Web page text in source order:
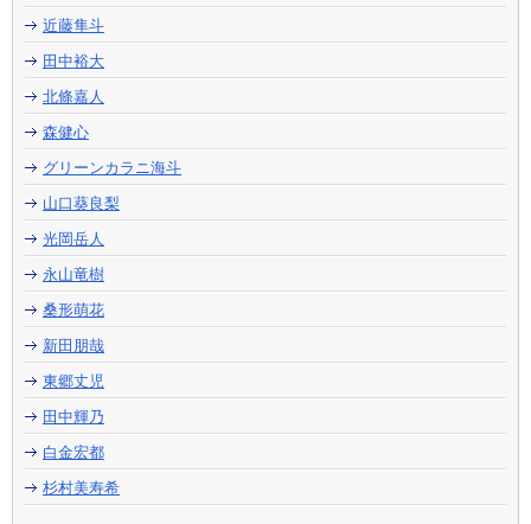
近藤隼斗
田中裕大
北條嘉人
森健心
グリーンカラニ海斗
山口葵良梨
光岡岳人
永山竜樹
桑形萌花
新田朋哉
東郷丈児
田中輝乃
白金宏都
杉村美寿希